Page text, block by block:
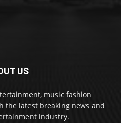
US
music fashion
the latest breaking news and
industry.